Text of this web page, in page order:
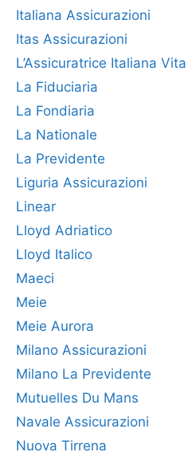
Italiana Assicurazioni
Itas Assicurazioni
L’Assicuratrice Italiana Vita
La Fiduciaria
La Fondiaria
La Nationale
La Previdente
Liguria Assicurazioni
Linear
Lloyd Adriatico
Lloyd Italico
Maeci
Meie
Meie Aurora
Milano Assicurazioni
Milano La Previdente
Mutuelles Du Mans
Navale Assicurazioni
Nuova Tirrena